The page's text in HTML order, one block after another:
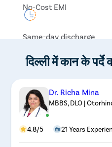
No-Cost EMI
Same-day discharge
दिल्ली में कान के पर्दे
Dr. Richa Mina
MBBS, DLO |
4.8/5 21 Years